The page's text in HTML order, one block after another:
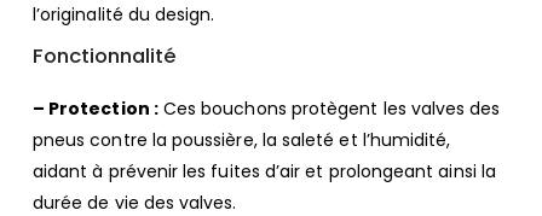
l’originalité du design.
Fonctionnalité
– Protection :Ces bouchons protègent les valves des
pneus contre la poussière, la saleté et l’humidité,
aidant à prévenir les fuites d’air et prolongeant ainsi la
durée de vie des valves.